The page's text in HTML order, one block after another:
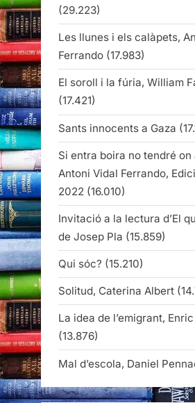
(29.223)
Les llunes i els calàpets,
Ferrando (17.983)
El soroll i la fúria, William
(17.421)
Sants innocents a Gaza
Si entra boira no tendré on
Antoni Vidal Ferrando,
2022 (16.010)
Invitació a la lectura d’El
de Josep Pla (15.859)
Qui sóc? (15.210)
Solitud, Caterina Albert
La idea de l’emigrant,
(13.876)
Mal d’escola, Daniel